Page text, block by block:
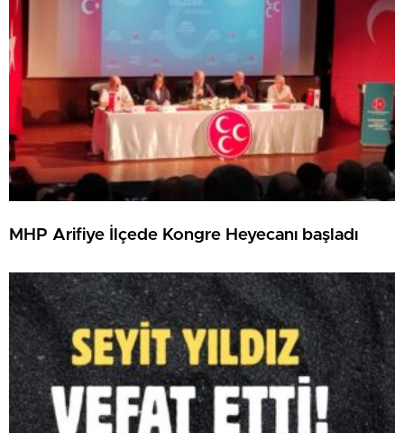
MHP Arifiye İlçede Kongre Heyecanı başladı